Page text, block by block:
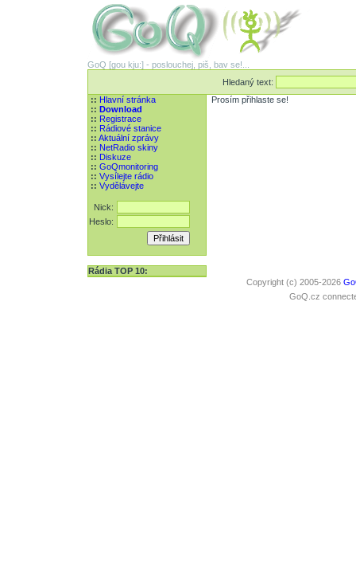
GoQ [gou kju:] - poslouchej, piš, bav se!...
Hledaný text:
:: Hlavní stránka
:: Download
:: Registrace
:: Rádiové stanice
:: Aktuální zprávy
:: NetRadio skiny
:: Diskuze
:: GoQmonitoring
:: Vysílejte rádio
:: Vydělávejte
Nick:
Heslo:
Rádia TOP 10:
Prosím přihlaste se!
Copyright (c) 2005-2026
GoQ.cz